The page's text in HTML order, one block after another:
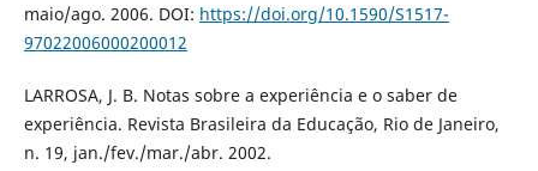
maio/ago. 2006. DOI: https://doi.org/10.1590/S1517-
97022006000200012
LARROSA, J. B. Notas sobre a experiência e o saber de
experiência. Revista Brasileira da Educação, Rio de Janeiro,
n. 19, jan./fev./mar./abr. 2002.